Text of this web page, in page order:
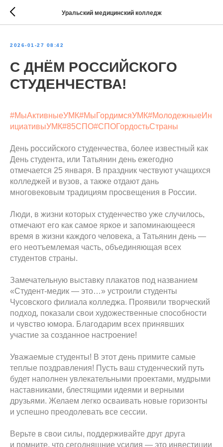
Уральский медицинский колледж
2026-01-27 08:42
С ДНЁМ РОССИЙСКОГО
СТУДЕНЧЕСТВА!
#МыАктивныеУМК#МыГордимсяУМК#МолодежныеИн
ициативыУМК#85СПО#СПОГордостьСтраны
День российского студенчества, более известный как
День студента, или Татьянин день ежегодно
отмечается 25 января. В праздник чествуют учащихся
колледжей и вузов, а также отдают дань
многовековым традициям просвещения в России.
Люди, в жизни которых студенчество уже случилось,
отмечают его как самое яркое и запоминающееся
время в жизни каждого человека, а Татьянин день —
его неотъемлемая часть, объединяющая всех
студентов страны.
Замечательную выставку плакатов под названием
«Студент-медик — это…» устроили студенты
Чусовского филиала колледжа. Проявили творческий
подход, показали свои художественные способности
и чувство юмора. Благодарим всех принявших
участие за созданное настроение!
Уважаемые студенты! В этот день примите самые
теплые поздравления! Пусть ваш студенческий путь
будет наполнен увлекательными проектами, мудрыми
наставниками, блестящими идеями и верными
друзьями. Желаем легко осваивать новые горизонты
и успешно преодолевать все сессии.
Верьте в свои силы, поддерживайте друг друга
и помните, что сегодняшние усилия — это инвестиции